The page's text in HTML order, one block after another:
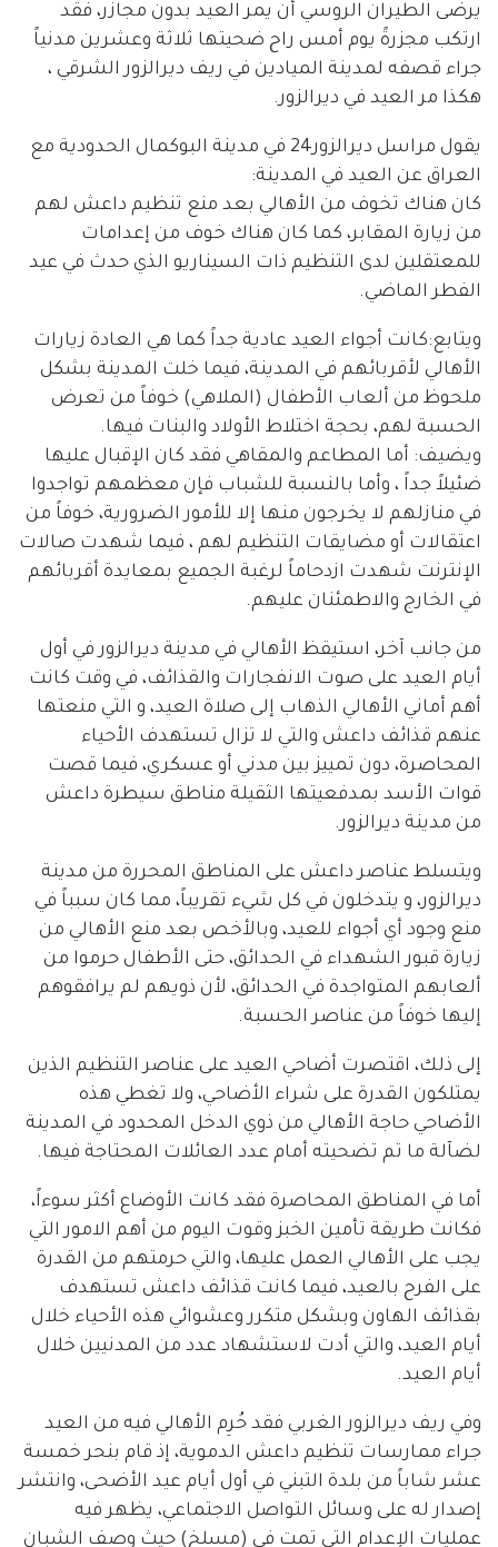
يرضى الطيران الروسي أن يمر العيد بدون مجازر، فقد
ارتكب مجزرةً يوم أمس راح ضحيتها ثلاثة وعشرين مدنياً
جراء قصفه لمدينة الميادين في ريف ديرالزور الشرقي ،
هكذا مر العيد في ديرالزور.
يقول مراسل ديرالزور24 في مدينة البوكمال الحدودية مع
العراق عن العيد في المدينة:
كان هناك تخوف من الأهالي بعد منع تنظيم داعش لهم
من زيارة المقابر، كما كان هناك خوف من إعدامات
للمعتقلين لدى التنظيم ذات السيناريو الذي حدث في عيد
الفطر الماضي.
ويتابع:كانت أجواء العيد عادية جداً كما هي العادة زيارات
الأهالي لأقربائهم في المدينة، فيما خلت المدينة بشكل
ملحوظ من ألعاب الأطفال (الملاهي) خوفاً من تعرض
الحسبة لهم، بحجة اختلاط الأولاد والبنات فيها.
ويضيف: أما المطاعم والمقاهي فقد كان الإقبال عليها
ضئيلاً جداً ، وأما بالنسبة للشباب فإن معظمهم تواجدوا
في منازلهم لا يخرجون منها إلا للأمور الضرورية، خوفاً من
اعتقالات أو مضايقات التنظيم لهم ، فيما شهدت صالات
الإنترنت شهدت ازدحاماً لرغبة الجميع بمعايدة أقربائهم
في الخارج والاطمئنان عليهم.
من جانب آخر، استيقظ الأهالي في مدينة ديرالزور في أول
أيام العيد على صوت الانفجارات والقذائف، في وقت كانت
أهم أماني الأهالي الذهاب إلى صلاة العيد، و التي منعتها
عنهم قذائف داعش والتي لا تزال تستهدف الأحياء
المحاصرة، دون تمييز بين مدني أو عسكري، فيما قصت
قوات الأسد بمدفعيتها الثقيلة مناطق سيطرة داعش
من مدينة ديرالزور.
ويتسلط عناصر داعش على المناطق المحررة من مدينة
ديرالزور، و يتدخلون في كل شيء تقريباً، مما كان سبباً في
منع وجود أي أجواء للعيد، وبالأخص بعد منع الأهالي من
زيارة قبور الشهداء في الحدائق، حتى الأطفال حرموا من
ألعابهم المتواجدة في الحدائق، لأن ذويهم لم يرافقوهم
إليها خوفاً من عناصر الحسبة.
إلى ذلك، اقتصرت أضاحي العيد على عناصر التنظيم الذين
يمتلكون القدرة على شراء الأضاحي، ولا تغطي هذه
الأضاحي حاجة الأهالي من ذوي الدخل المحدود في المدينة
لضآلة ما تم تضحيته أمام عدد العائلات المحتاجة فيها.
أما في المناطق المحاصرة فقد كانت الأوضاع أكثر سوءاً،
فكانت طريقة تأمين الخبز وقوت اليوم من أهم الامور التي
يجب على الأهالي العمل عليها، والتي حرمتهم من القدرة
على الفرح بالعيد، فيما كانت قذائف داعش تستهدف
بقذائف الهاون وبشكل متكرر وعشوائي هذه الأحياء خلال
أيام العيد، والتي أدت لاستشهاد عدد من المدنيين خلال
أيام العيد.
وفي ريف ديرالزور الغربي فقد حُرِم الأهالي فيه من العيد
جراء ممارسات تنظيم داعش الدموية، إذ قام بنحر خمسة
عشر شاباً من بلدة التبني في أول أيام عيد الأضحى، وانتشر
إصدار له على وسائل التواصل الاجتماعي، يظهر فيه
عمليات الإعدام التي تمت في (مسلخ) حيث وصف الشبان